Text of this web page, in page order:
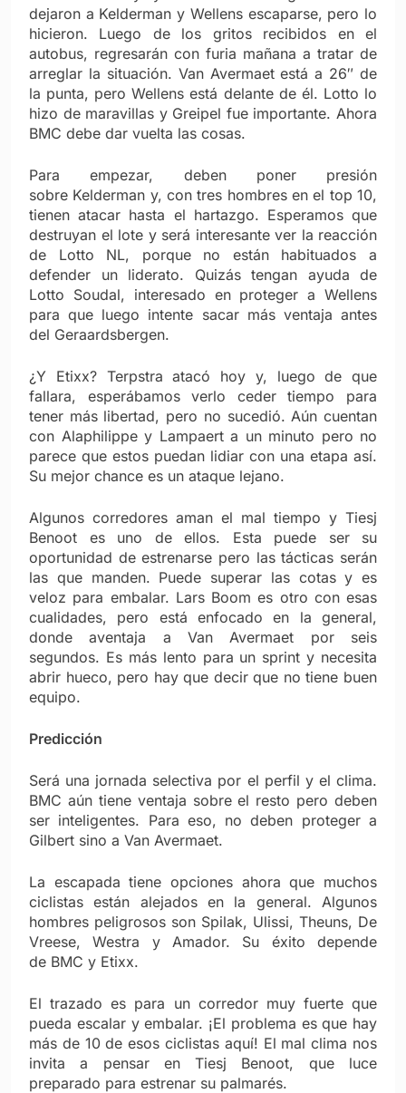
dejaron a Kelderman y Wellens escaparse, pero lo
hicieron. Luego de los gritos recibidos en el
autobus, regresarán con furia mañana a tratar de
arreglar la situación. Van Avermaet está a 26″ de
la punta, pero Wellens está delante de él. Lotto lo
hizo de maravillas y Greipel fue importante. Ahora
BMC debe dar vuelta las cosas.
Para empezar, deben poner presión
sobre Kelderman y, con tres hombres en el top 10,
tienen atacar hasta el hartazgo. Esperamos que
destruyan el lote y será interesante ver la reacción
de Lotto NL, porque no están habituados a
defender un liderato. Quizás tengan ayuda de
Lotto Soudal, interesado en proteger a Wellens
para que luego intente sacar más ventaja antes
del Geraardsbergen.
¿Y Etixx? Terpstra atacó hoy y, luego de que
fallara, esperábamos verlo ceder tiempo para
tener más libertad, pero no sucedió. Aún cuentan
con Alaphilippe y Lampaert a un minuto pero no
parece que estos puedan lidiar con una etapa así.
Su mejor chance es un ataque lejano.
Algunos corredores aman el mal tiempo y Tiesj
Benoot es uno de ellos. Esta puede ser su
oportunidad de estrenarse pero las tácticas serán
las que manden. Puede superar las cotas y es
veloz para embalar. Lars Boom es otro con esas
cualidades, pero está enfocado en la general,
donde aventaja a Van Avermaet por seis
segundos. Es más lento para un sprint y necesita
abrir hueco, pero hay que decir que no tiene buen
equipo.
Predicción
Será una jornada selectiva por el perfil y el clima.
BMC aún tiene ventaja sobre el resto pero deben
ser inteligentes. Para eso, no deben proteger a
Gilbert sino a Van Avermaet.
La escapada tiene opciones ahora que muchos
ciclistas están alejados en la general. Algunos
hombres peligrosos son Spilak, Ulissi, Theuns, De
Vreese, Westra y Amador. Su éxito depende
de BMC y Etixx.
El trazado es para un corredor muy fuerte que
pueda escalar y embalar. ¡El problema es que hay
más de 10 de esos ciclistas aquí! El mal clima nos
invita a pensar en Tiesj Benoot, que luce
preparado para estrenar su palmarés.